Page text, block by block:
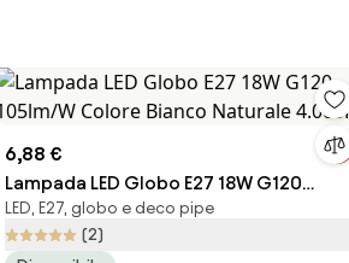
6,88 €
Lampada LED Globo E27 18W G120
105lm/W Colore Bianco Naturale
4.000K
LED, E27, globo e deco pipe
(2)